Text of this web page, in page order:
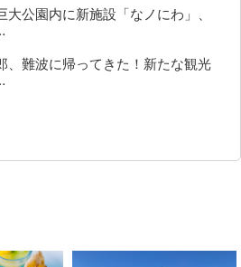
大公園内に新施設「なノにわ」、
、難波に帰ってきた！新たな観光